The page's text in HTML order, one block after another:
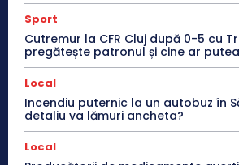
Sport
Cutremur la CFR Cluj după 0-5 cu
pregătește patronul și cine ar
Local
Incendiu puternic la un autobuz în
detaliu va lămuri ancheta?
Local